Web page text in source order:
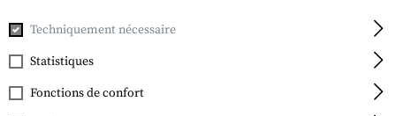
CAA Tactical
Wraparound Mag Grip
Techniquement nécessaire
Statistiques
Fonctions de confort